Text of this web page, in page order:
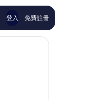
評
論
登入 免費註冊